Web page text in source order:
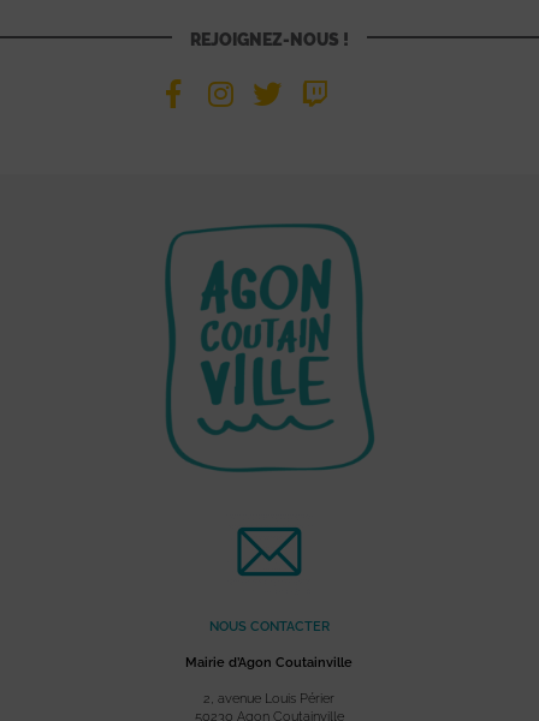
REJOIGNEZ-NOUS !
NOUS CONTACTER
Mairie d’Agon Coutainville
2, avenue Louis Périer
50230 Agon Coutainville